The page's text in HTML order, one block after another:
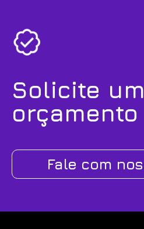
Solicite um
orçamento
Fale com